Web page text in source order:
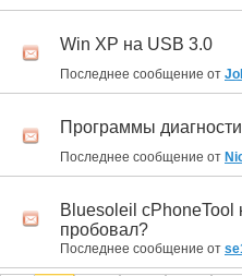
Win XP на USB 3.0
Последнее сообщение от
Программы
Последнее сообщение от
Bluesoleil cPhoneTool
пробовал?
Последнее сообщение от